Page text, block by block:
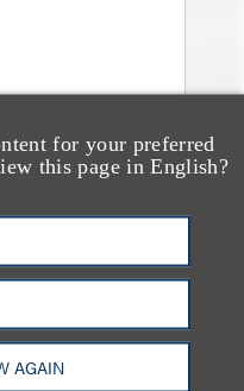
for your preferred
this page in English?
AGAIN
Ryan